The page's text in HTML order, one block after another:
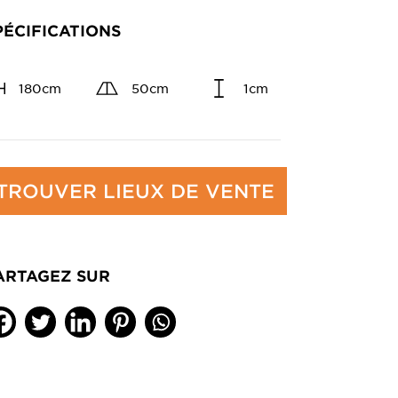
180cm 50cm 1cm
LIEUX DE VENTE
SUR